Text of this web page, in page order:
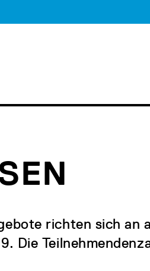
richten sich an
Die